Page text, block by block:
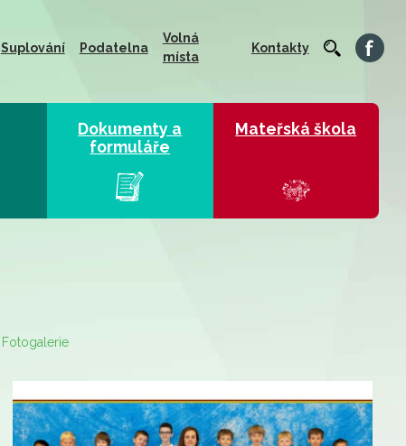
Suplování Podatelna
Volná
místa
Kontakty
Dokumenty a
formuláře
Mateřská škola
Fotogalerie